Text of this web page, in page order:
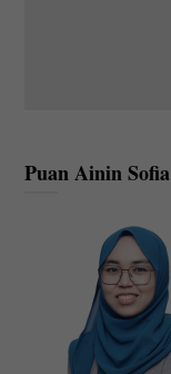
Puan Ainin Sofia